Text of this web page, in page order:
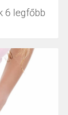
6 legfőbb